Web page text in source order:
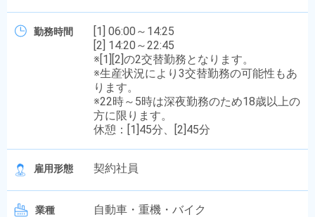
勤務時間
[1] 06:00～14:25
[2] 14:20～22:45
※[1][2]の2交替勤務となります。
※生産状況により3交替勤務の可能性もあ
ります。
※22時～5時は深夜勤務のため18歳以上の
方に限ります。
休憩：[1]45分、[2]45分
雇用形態 契約社員
業種 自動車・重機・バイク